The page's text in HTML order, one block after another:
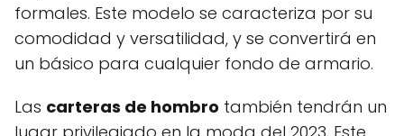
formales. Este modelo se caracteriza por su
comodidad y versatilidad, y se convertirá en
un básico para cualquier fondo de armario.
Las carteras de hombro también tendrán un